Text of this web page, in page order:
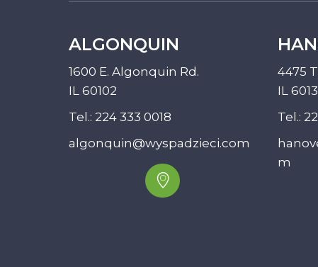
ALGONQUIN
1600 E. Algonquin Rd.
IL 60102
Tel.: 224 333 0018
algonquin@wyspadzieci.com
4475
IL
Tel.:
m